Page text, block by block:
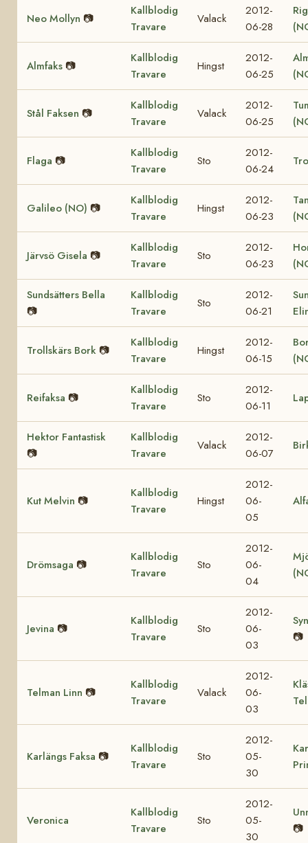
Neo Mollyn 📷
Kallblodig
Travare
Valack
2012-
06-28
Almfaks 📷
Kallblodig
Travare
Hingst
2012-
06-25
Stål Faksen 📷
Kallblodig
Travare
Valack
2012-
06-25
Flaga 📷
Kallblodig
Travare
Sto
2012-
06-24
Galileo (NO) 📷
Kallblodig
Travare
Hingst
2012-
06-23
Järvsö Gisela 📷
Kallblodig
Travare
Sto
2012-
06-23
Sundsätters Bella
📷
Kallblodig
Travare
Sto
2012-
06-21
Trollskärs Bork 📷
Kallblodig
Travare
Hingst
2012-
06-15
Reifaksa 📷
Kallblodig
Travare
Sto
2012-
06-11
Hektor Fantastisk
📷
Kallblodig
Travare
Valack
2012-
06-07
Kut Melvin 📷
Kallblodig
Travare
Hingst
2012-
06-
05
Drömsaga 📷
Kallblodig
Travare
Sto
2012-
06-
04
Jevina 📷
Kallblodig
Travare
Sto
2012-
06-
03
📷
Telman Linn 📷
Kallblodig
Travare
Valack
2012-
06-
03
Karlängs Faksa 📷
Kallblodig
Travare
Sto
2012-
05-
30
Veronica
Kallblodig
Travare
Sto
2012-
05-
30
📷